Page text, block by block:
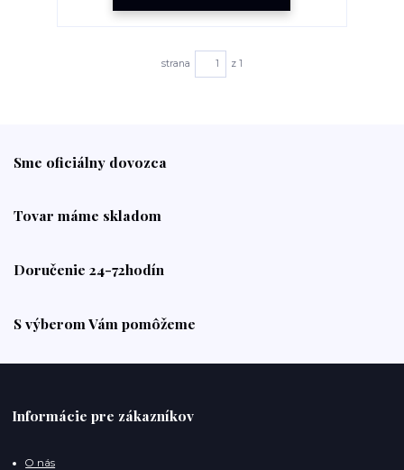
strana z 1
Sme oficiálny dovozca
Tovar máme skladom
Doručenie 24-72hodín
S výberom Vám pomôžeme
Informácie pre zákazníkov
O nás